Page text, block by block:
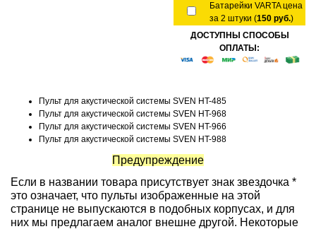
Батарейки VARTA цена
за 2 штуки (150 руб.)
ДОСТУПНЫ СПОСОБЫ
ОПЛАТЫ:
Пульт для акустической системы SVEN HT-485
Пульт для акустической системы SVEN HT-968
Пульт для акустической системы SVEN HT-966
Пульт для акустической системы SVEN HT-988
Предупреждение
Если в названии товара присутствует знак звездочка *
это означает, что пульты изображенные на этой
странице не выпускаются в подобных корпусах, и для
них мы предлагаем аналог внешне другой. Некоторые